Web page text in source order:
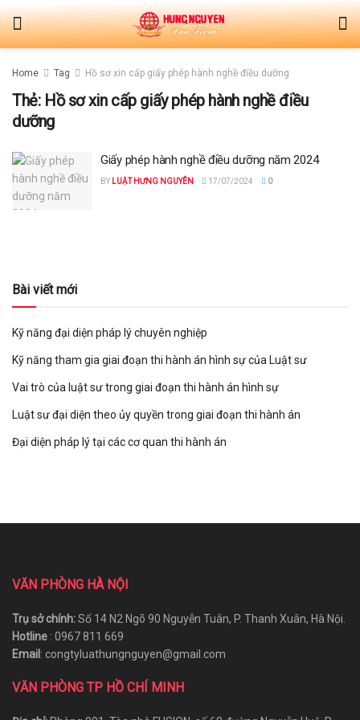
Home Tag Hồ sơ xin cấp giấy phép hành nghề điều dưỡng
Thẻ: Hồ sơ xin cấp giấy phép hành nghề điều
dưỡng
Giấy phép hành nghề điều dưỡng năm 2024
BY LUẬT HƯNG NGUYÊN 17/07/2024 0
Bài viết mới
Kỹ năng đại diện pháp lý chuyên nghiệp
Kỹ năng tham gia giai đoạn thi hành án hình sự của Luật sư
Vai trò của luật sư trong giai đoạn thi hành án hình sự
Luật sư đại diện theo ủy quyền trong giai đoạn thi hành án
Đại diện pháp lý tại các cơ quan thi hành án
VĂN PHÒNG HÀ NỘI
Trụ sở chính:Số 14 N2 Ngõ 90 Nguyễn Tuân, P. Thanh Xuân, Hà Nội.
Hotline : 0967 811 669
Email : congtyluathungnguyen@gmail.com
VĂN PHÒNG TP HỒ CHÍ MINH